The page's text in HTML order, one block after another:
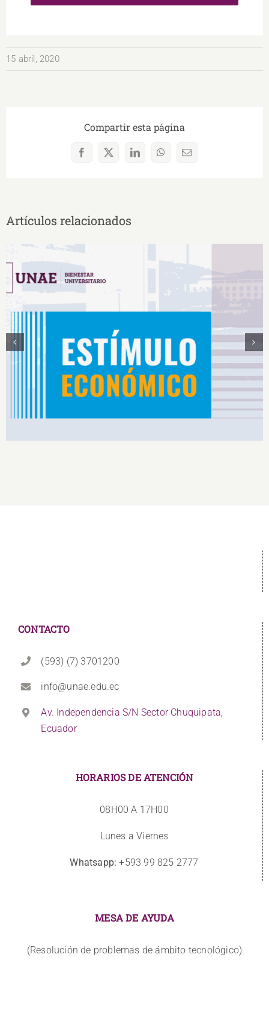
15 abril, 2020
Compartir esta página
Facebook
X LinkedInWhatsAppCorreo
Artículos relacionados
Estímulos Económicos para Deportistas de Alto
Rendimiento IS2026
CONTACTO
(593) (7) 3701200
info@unae.edu.ec
Av. Independencia S/N Sector Chuquipata,
Ecuador
HORARIOS DE ATENCIÓN
08H00 A 17H00
Lunes a Viernes
Whatsapp: +593 99 825 2777
MESA DE AYUDA
(Resolución de problemas de ámbito tecnológico)